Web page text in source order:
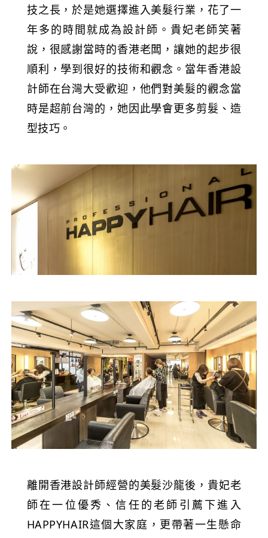
技之長，於是她選擇進入美髮行業，花了一
年多的時間就成為設計師。貴妃老師笑著
說，很感謝當時的香港老闆，讓她的起步很
順利，學到很好的技術和觀念。當年香港設
計師在台灣大受歡迎，他們對美髮的觀念當
時是超前台灣的，她因此學會更多剪髮、造
型技巧。
離開香港設計師經營的美髮沙龍後，貴妃老
師在一位優秀、信任的老師引薦下進入
HAPPYHAIR這個大家庭，更帶著一生懸命